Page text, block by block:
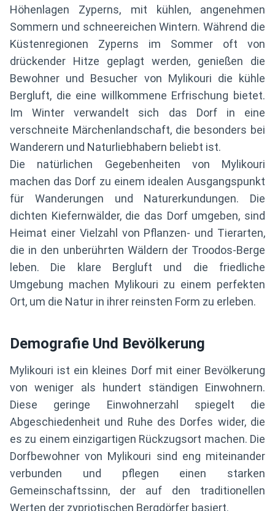
Höhenlagen Zyperns, mit kühlen, angenehmen
Sommern und schneereichen Wintern. Während die
Küstenregionen Zyperns im Sommer oft von
drückender Hitze geplagt werden, genießen die
Bewohner und Besucher von Mylikouri die kühle
Bergluft, die eine willkommene Erfrischung bietet.
Im Winter verwandelt sich das Dorf in eine
verschneite Märchenlandschaft, die besonders bei
Wanderern und Naturliebhabern beliebt ist.
Die natürlichen Gegebenheiten von Mylikouri
machen das Dorf zu einem idealen Ausgangspunkt
für Wanderungen und Naturerkundungen. Die
dichten Kiefernwälder, die das Dorf umgeben, sind
Heimat einer Vielzahl von Pflanzen- und Tierarten,
die in den unberührten Wäldern der Troodos-Berge
leben. Die klare Bergluft und die friedliche
Umgebung machen Mylikouri zu einem perfekten
Ort, um die Natur in ihrer reinsten Form zu erleben.
Demografie Und Bevölkerung
Mylikouri ist ein kleines Dorf mit einer Bevölkerung
von weniger als hundert ständigen Einwohnern.
Diese geringe Einwohnerzahl spiegelt die
Abgeschiedenheit und Ruhe des Dorfes wider, die
es zu einem einzigartigen Rückzugsort machen. Die
Dorfbewohner von Mylikouri sind eng miteinander
verbunden und pflegen einen starken
Gemeinschaftssinn, der auf den traditionellen
Werten der zypriotischen Bergdörfer basiert.